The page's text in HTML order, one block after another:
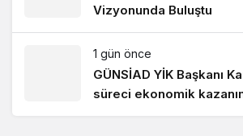
Vizyonunda Buluştu
1 gün önce
GÜNSİAD YİK Başkanı
süreci ekonomik